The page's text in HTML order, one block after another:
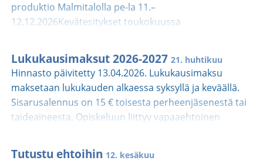
produktio Malmitalolla pe-la 11.–
12.12.2026Kevätesitykset toukokuussa
Syyslomalla ma-su 12.–18.10.2026• Pyhäinpäivänä la
31.10.2026 (korvaava päivä 15.12.2026)• Talvilomalla
ma-su 22.–28.2.2027• Pääsiäisenä pe-ma 26.–
29.3.2027• Vappuaattona ja -päivänä pe-la 30.4.–
1.5.2027Pidätämme oikeuden muutoksiin.
Lukukausimaksut 2026-2027 21. huhtikuu
Hinnasto päivitetty 13.04.2026. Lukukausimaksu
maksetaan lukukauden alkaessa syksyllä ja keväällä.
Sisarusalennus on 15 € toisesta perheenjäsenestä tai
taideaineesta. Opiskeluun liittyy vapaaehtoinen
kannatusjäsenyys. Jäsenmaksu 15 € kerätään
lukukausimaksun yhteydessä syyslukukaudella.
Tutustu ehtoihin 12. kesäkuu